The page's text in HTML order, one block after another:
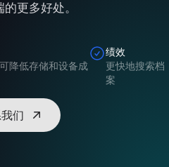
更多好处。
降低存储和设备成
绩效
更快地搜索档
案
们